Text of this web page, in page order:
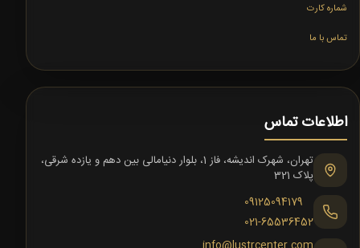
شماره کارت
تماس با ما
اطلاعات تماس
تهران، شهرک اندیشه، فاز 1، بلوار دنیامالی بین دهم و یازده شرقی،
پلاک 321
09125094179
021-65536452